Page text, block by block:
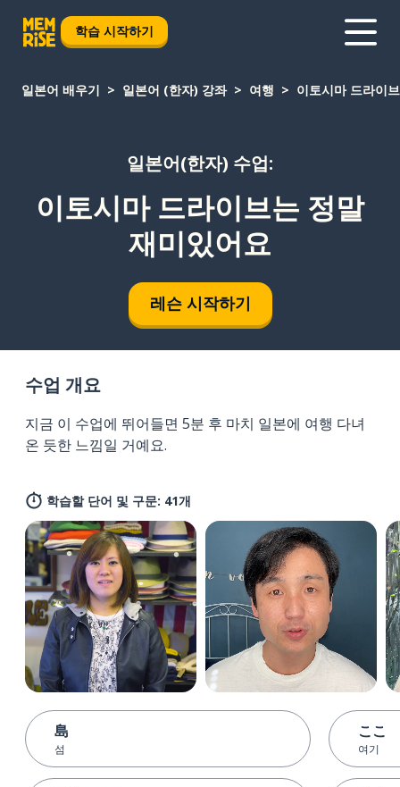
학습 시작하기
일본어 배우기 일본어 (한자) 강좌 여행 이토시마 드라이
일본어(한자) 수업:
이토시마 드라이브는 정말
재미있어요
레슨 시작하기
수업 개요
지금 이 수업에 뛰어들면 5분 후 마치 일본에 여행 다녀
온 듯한 느낌일 거예요.
학습할 단어 및 구문: 41개
島
섬
ここ
여기